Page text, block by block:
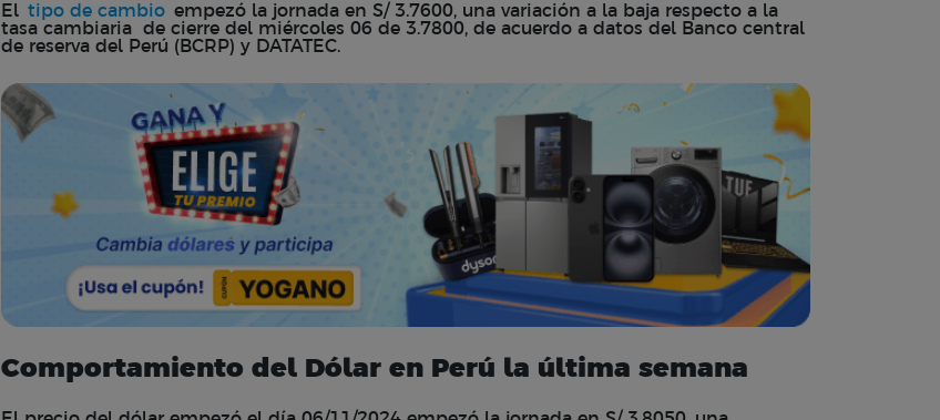
El tipo de cambio empezó la jornada en S/ 3.7600, una variación a la baja respecto a la
tasa cambiaria de cierre del miércoles 06 de 3.7800, de acuerdo a datos del Banco central
de reserva del Perú (BCRP) y DATATEC.
Comportamiento del Dólar en Perú la última semana